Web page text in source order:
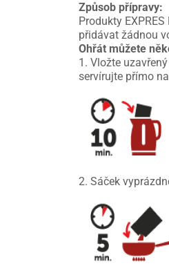
Způsob přípravy:
Produkty
přidávat žádnou
Ohřát můžete
1. Vložte
servírujte přímo
2. Sáček